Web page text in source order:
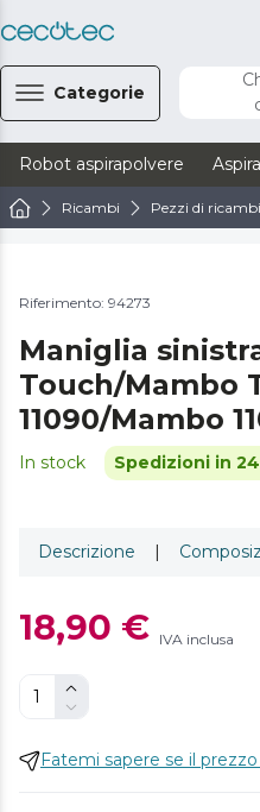
Categorie
Robot aspirapolvere
Ricambi Pezzi di
Riferimento: 94273
Maniglia
Touch/Mambo
11090/Mambo
In stock Spedizioni in
Descrizione |
18,90 € IVA inclusa
Fatemi sapere se il